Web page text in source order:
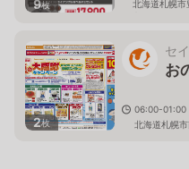
9枚
北海道札幌市
トミュンヘン
2枚
セ
お
06:00-01:00
北海道札幌